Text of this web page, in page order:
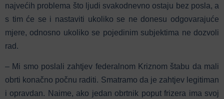
najvećih problema što ljudi svakodnevno ostaju bez posla, a
s tim će se i nastaviti ukoliko se ne donesu odgovarajuće
mjere, odnosno ukoliko se pojedinim subjektima ne dozvoli
rad.
– Mi smo poslali zahtjev federalnom Kriznom štabu da mali
obrti konačno počnu raditi. Smatramo da je zahtjev legitiman
i opravdan. Naime, ako jedan obrtnik poput frizera ima svoj